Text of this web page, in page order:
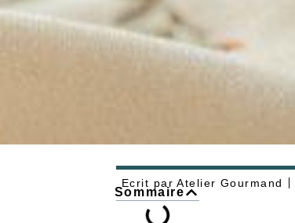
Ecrit par Atelier Gourmand
Sommaire